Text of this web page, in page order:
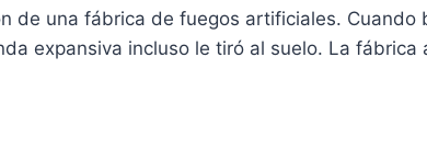
de una fábrica de fuegos artificiales. Cuando
expansiva incluso le tiró al suelo. La fábrica